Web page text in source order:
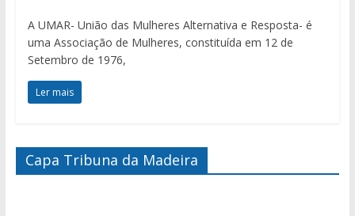
A UMAR- União das Mulheres Alternativa e Resposta- é
uma Associação de Mulheres, constituída em 12 de
Setembro de 1976,
Ler mais
Capa Tribuna da Madeira